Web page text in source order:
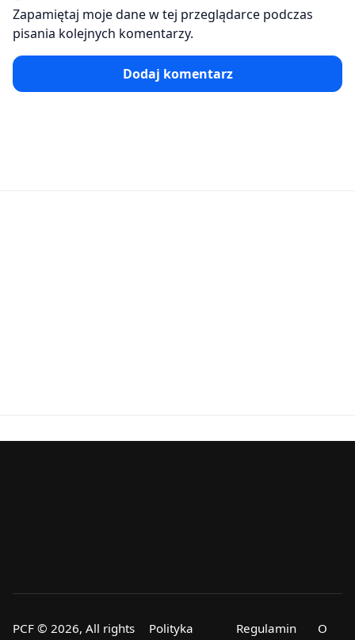
Zapamiętaj moje dane w tej przeglądarce podczas
pisania kolejnych komentarzy.
Dodaj komentarz
PCF © 2026, All rights
Polityka
Regulamin
O